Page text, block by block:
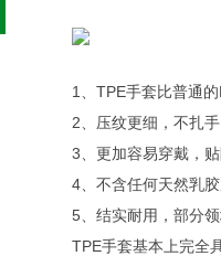
1、TPE手套比普通
2、压纹更细，不扎
3、更加容易穿戴，
4、不含任何天然乳
5、结实耐用，部分
TPE手套基本上完全